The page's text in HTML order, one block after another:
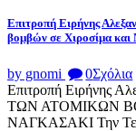
Επιτροπή Ειρήνης
βομβών σε Χιροσίμα και
by gnomi 0Σχόλια
Επιτροπή Ειρήνης
ΤΩΝ ΑΤΟΜΙΚΩΝ
ΝΑΓΚΑΣΑΚΙ Την